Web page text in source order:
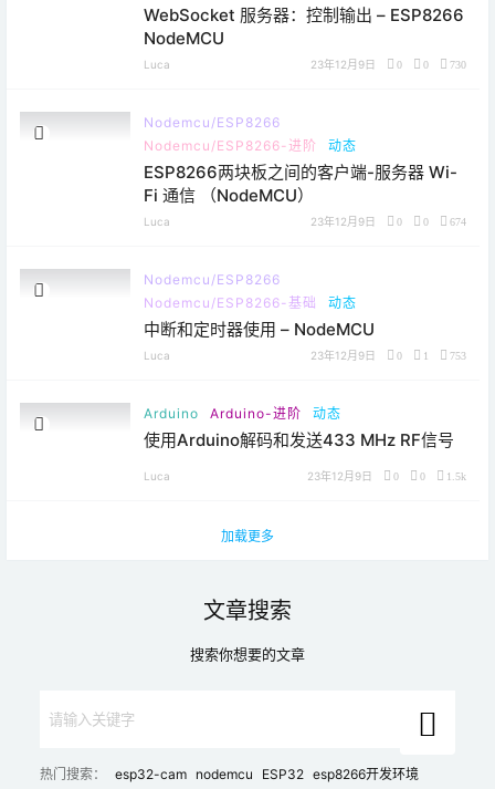
WebSocket 服务器：控制输出 – ESP8266
NodeMCU
Luca 23年12月9日 0 0 730
Nodemcu/ESP8266
Nodemcu/ESP8266-进阶
动态
ESP8266两块板之间的客户端-服务器 Wi-
Fi 通信 （NodeMCU）
Luca 23年12月9日 0 0 674
Nodemcu/ESP8266
Nodemcu/ESP8266-基础
动态
中断和定时器使用 – NodeMCU
Luca 23年12月9日 0 1 753
Arduino Arduino-进阶 动态
使用Arduino解码和发送433 MHz RF信号
Luca 23年12月9日 0 0 1.5k
加载更多
文章搜索
搜索你想要的文章
热门搜索： esp32-cam nodemcu ESP32 esp8266开发环境